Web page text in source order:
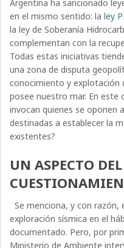
Argentina ha sancionado
en el mismo sentido: laley
la ley de Soberanía
complementan con la
Todas estas iniciativas
una zona de disputa
conocimiento y explotación
posee nuestro mar. En este
invocan quienes se oponen
destinadas a establecer la
existentes?
UN ASPECTO
Se menciona, y con
exploración sísmica en el
documentado. Pero, por
Ministerio de Ambiente